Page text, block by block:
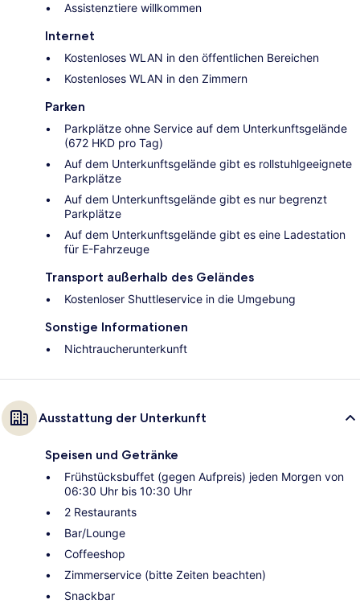
Assistenztiere willkommen
Internet
Kostenloses WLAN in den öffentlichen Bereichen
Kostenloses WLAN in den Zimmern
Parken
Parkplätze ohne Service auf dem Unterkunftsgelände
(672 HKD pro Tag)
Auf dem Unterkunftsgelände gibt es rollstuhlgeeignete
Parkplätze
Auf dem Unterkunftsgelände gibt es nur begrenzt
Parkplätze
Auf dem Unterkunftsgelände gibt es eine Ladestation
für E-Fahrzeuge
Transport außerhalb des Geländes
Kostenloser Shuttleservice in die Umgebung
Sonstige Informationen
Nichtraucherunterkunft
Ausstattung der Unterkunft
Speisen und Getränke
Frühstücksbuffet (gegen Aufpreis) jeden Morgen von
06:30 Uhr bis 10:30 Uhr
2 Restaurants
Bar/Lounge
Coffeeshop
Zimmerservice (bitte Zeiten beachten)
Snackbar